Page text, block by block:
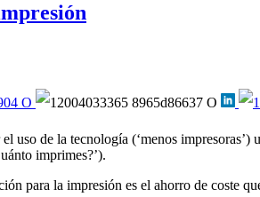
uso de la tecnología (‘menos
imprimes?’).
para la impresión es el ahorro de coste